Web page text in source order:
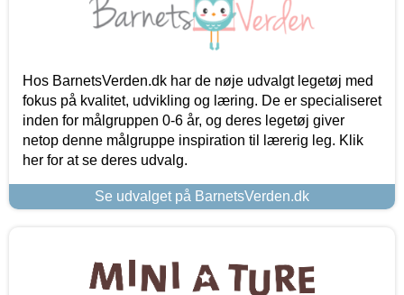
Hos BarnetsVerden.dk har de nøje udvalgt legetøj med
fokus på kvalitet, udvikling og læring. De er specialiseret
inden for målgruppen 0-6 år, og deres legetøj giver
netop denne målgruppe inspiration til lærerig leg. Klik
her for at se deres udvalg.
Se udvalget på BarnetsVerden.dk